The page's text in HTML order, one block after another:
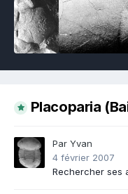
Placoparia
Par Yvan
4 février 2007
Rechercher ses